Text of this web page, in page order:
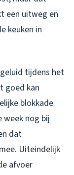
een uitweg en
keuken in
tijdens het
goed kan
blokkade
week nog bij
dat
Uiteindelijk
afvoer